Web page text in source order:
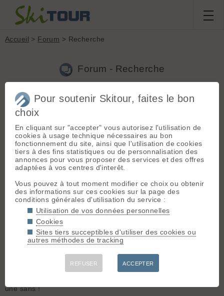
Accueil > Forum > Recherche
Forum - Recherche
Nouveau sujet|Voir tous les sujets
658 résultats
RideOut.fr(robin bonnet guide le 26.03.2024 à 19:40)
Sympa ça Jeroen, on va investir le site pour nos voyages vélo
en famille, ça semble juste parfait ! Pour le moment Christine
passe des heures à faire les itinéraires sur des blogs et sites
comme "France vélo tourisme" plus la carte... Et moi je...
Serac / Ecrins(robin bonnet guide le 03.05.2021 à 19:29)
La voie normale des Écrins, c'est bien éventuellement pour la
descente, mais à la montée c'est de la roulette russe depuis
quelques années (particulièrement, ça l'a toujours un peu
été...) ! En ce qui me concerne je déconseille vivement, le...
[bugs] Nouvelle version(robin bonnet guide le 21.04.2021
Est ce que c'est aléatoire ? Si non, pourrais tu me transmettre
une photo qui ne passe pas ? Aucune idée je n'ai pas réessayé
une sans !
Pour soutenir Skitour, faites le bon
choix
En cliquant sur "accepter" vous autorisez l'utilisation de
cookies à usage technique nécessaires au bon
fonctionnement du site, ainsi que l'utilisation de cookies
tiers à des fins statistiques ou de personnalisation des
annonces pour vous proposer des services et des offres
adaptées à vos centres d'interêt.
Vous pouvez à tout moment modifier ce choix ou obtenir
des informations sur ces cookies sur la page des
conditions générales d'utilisation du service :
Utilisation de vos données personnelles
Cookies
Sites tiers succeptibles d'utiliser des cookies ou
autres méthodes de tracking
REFUSER ACCEPTER